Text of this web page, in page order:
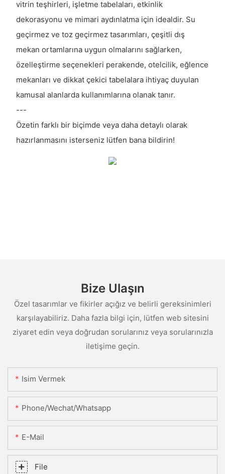
vitrin teşhirleri, işletme tabelaları, etkinlik
dekorasyonu ve mimari aydınlatma için idealdir. Su
geçirmez ve toz geçirmez tasarımları, çeşitli dış
mekan ortamlarına uygun olmalarını sağlarken,
özelleştirme seçenekleri perakende, otelcilik, eğlence
mekanları ve dikkat çekici tabelalara ihtiyaç duyulan
kamusal alanlarda kullanımlarına olanak tanır.
---
Özetin farklı bir biçimde veya daha detaylı olarak
hazırlanmasını isterseniz lütfen bana bildirin!
Bize Ulaşın
Özel tasarımlar ve fikirler açığız ve belirli gereksinimleri
karşılayabiliriz. Daha fazla bilgi için, lütfen web sitesini
ziyaret edin veya doğrudan sorularınız veya sorularınızla
iletişime geçin.
Isim Vermek
Phone/Wechat/Whatsapp
E-Mail
File